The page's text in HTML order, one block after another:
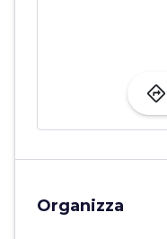
directions
Organizza